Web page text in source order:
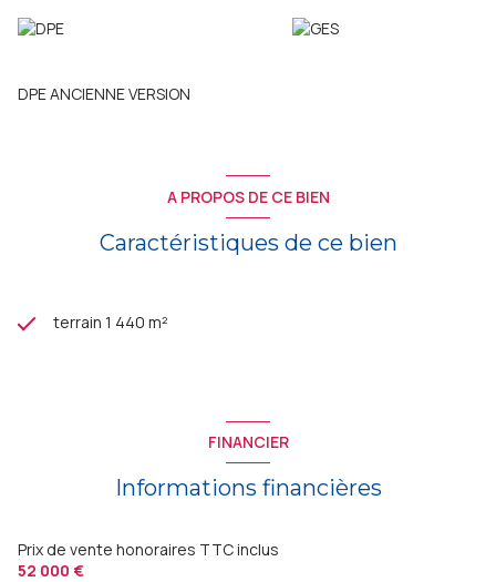
DPE ANCIENNE VERSION
A PROPOS DE CE BIEN
Caractéristiques de ce bien
terrain 1 440 m²
FINANCIER
Informations financières
Prix de vente honoraires TTC inclus
52 000 €